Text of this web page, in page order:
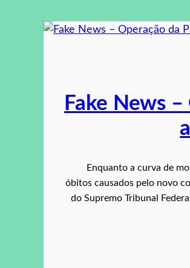
Fake News
Enquanto a curva de
óbitos causados pelo novo
do Supremo Tribunal